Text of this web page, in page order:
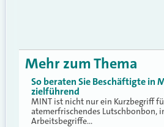
Mehr zum Thema
So beraten Sie Beschäftigte in
zielführend
MINT ist nicht nur ein Kurzbegriff
atemerfrischendes Lutschbonbon,
Arbeitsbegriffe…